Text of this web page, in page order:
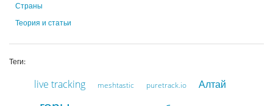
Страны
Теория и статьи
Теги:
live tracking meshtastic puretrack.io Алтай